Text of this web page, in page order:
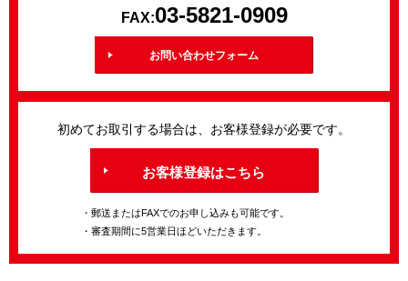
FAX:03-5821-0909
お問い合わせフォーム
初めてお取引する場合は、お客様登録が必要です。
お客様登録はこちら
・郵送またはFAXでのお申し込みも可能です。
・審査期間に5営業日ほどいただきます。